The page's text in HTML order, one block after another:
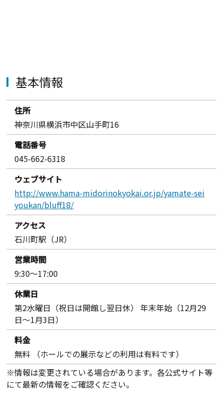
基本情報
住所
神奈川県横浜市中区山手町16
電話番号
045-662-6318
ウェブサイト
http://www.hama-midorinokyokai.or.jp/yamate-sei
youkan/bluff18/
アクセス
石川町駅（JR）
営業時間
9:30～17:00
休業日
第2水曜日（祝日は開館し翌日休） 年末年始（12月29
日～1月3日）
料金
無料 （ホールでの展示などの利用は有料です）
※情報は変更されている場合があります。各公式サイト等
にて最新の情報をご確認ください。